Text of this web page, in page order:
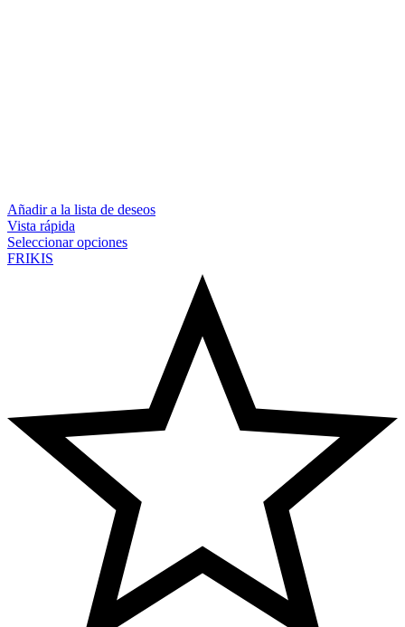
Añadir a la lista de deseos
Vista rápida
Seleccionar opciones
FRIKIS